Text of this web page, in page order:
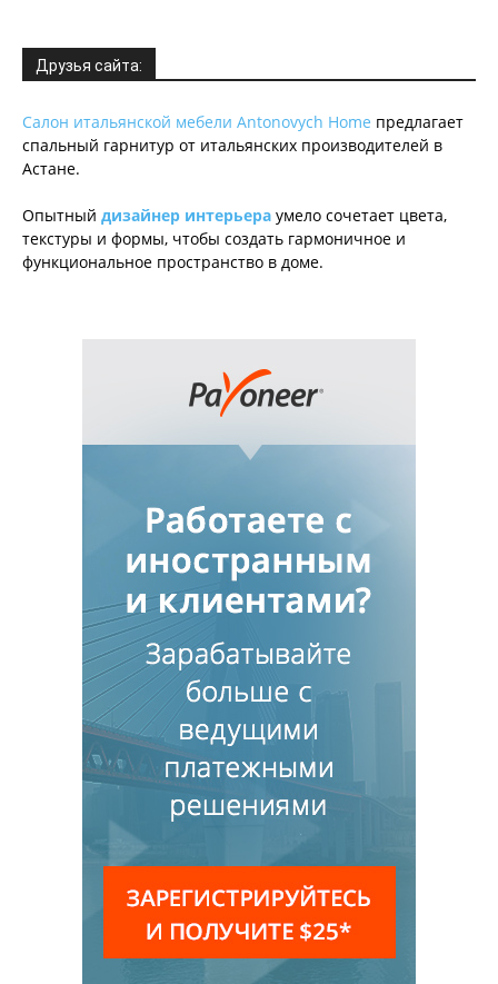
Друзья сайта:
Салон итальянской мебели Antonovych Home предлагает
спальный гарнитур от итальянских производителей в
Астане.
Опытный дизайнер интерьера умело сочетает цвета,
текстуры и формы, чтобы создать гармоничное и
функциональное пространство в доме.